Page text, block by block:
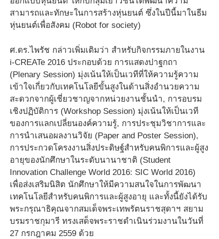
สามารถและทักษะในการสร้างหุ่นยนต์ ซึ่งในปีนี้มาในธีม
หุ่นยนต์เพื่อสังคม (Robot for society)
ศ.ดร.ไพรัช กล่าวเพิ่มเติมว่า สำหรับกิจกรรมภายในงาน
i-CREATe 2016 ประกอบด้วย การแสดงปาฐกถา
(Plenary Session) มุ่งเน้นให้เป็นเวทีที่ให้ความรู้ความ
เข้าใจเกี่ยวกับเทคโนโลยีขั้นสูงในด้านสิ่งอำนวยความ
สะดวกจากผู้เชี่ยวชาญจากหน่วยงานชั้นนำ, การอบรม
เชิงปฏิบัติการ (Workshop Session) มุ่งเน้นให้เป็นเวที
ของการแลกเปลี่ยนองค์ความรู้, การประชุมวิชาการและ
การนำเสนอผลงานวิจัย (Paper and Poster Session),
การประกวดโครงงานสิ่งประดิษฐ์สำหรับคนพิการและผู้สูง
อายุของนักศึกษาในระดับนานาชาติ (Student
Innovation Challenge World 2016: SIC World 2016)
เพื่อส่งเสริมนิสิต นักศึกษาให้มีความสนใจในการพัฒนา
เทคโนโลยีสำหรับคนพิการและผู้สูงอายุ และทั้งนี้ยังได้รับ
พระกรุณาธิคุณจากสมเด็จพระเทพรัตนราชสุดาฯ สยาม
บรมราชกุมารี ทรงเสด็จพระราชดำเนินร่วมงานในวันที่
27 กรกฎาคม 2559 ด้วย